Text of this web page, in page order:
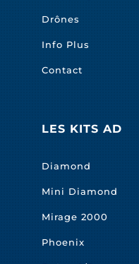
Drônes
Info Plus
Contact
LES KITS AD
Diamond
Mini Diamond
Mirage 2000
Phoenix